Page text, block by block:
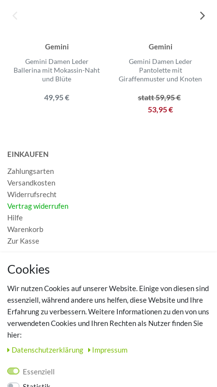
Gemini
Gemini Damen Leder
Ballerina mit Mokassin-Naht
und Blüte
49,95 €
Gemini
Gemini Damen Leder
Pantolette mit
Giraffenmuster und Knoten
statt 59,95 €
53,95 €
EINKAUFEN
Zahlungsarten
Versandkosten
Widerrufsrecht
Vertrag widerrufen
Hilfe
Warenkorb
Zur Kasse
MEIN KONTO
TOP SCHUHTHEMEN
Hausschuhe - Bequeme Schuhe für zuhause
Cookies
Wir nutzen Cookies auf unserer Website. Einige von diesen sind
essenziell, während andere uns helfen, diese Website und Ihre
Erfahrung zu verbessern. Weitere Informationen zu den von uns
verwendeten Cookies und Ihren Rechten als Nutzer finden Sie
hier:
Daten­schutz­erklärung
Impressum
Essenziell